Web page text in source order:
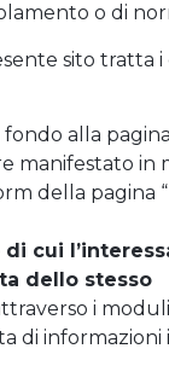
o di
sito tratta
alla
in
della pagina
cui
dello stesso
i
di